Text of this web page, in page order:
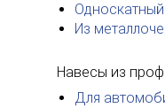
Односкатный
Из
Навесы из
Для